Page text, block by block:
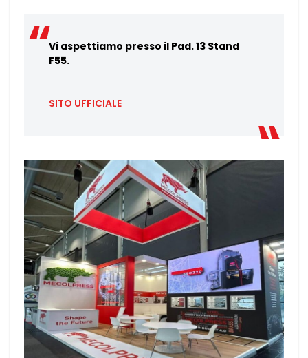
Vi aspettiamo presso il Pad. 13 Stand
F55.
SITO UFFICIALE